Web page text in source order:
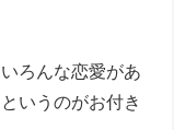
ろんな恋愛があ
いうのがお付き